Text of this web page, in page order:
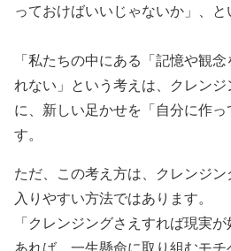
っておけばいいじゃないか」、と
「私たちの中にある「記憶や観
れない」という考えは、クレン
に、新しい足かせを「自分に作
す。
ただ、この考え方は、クレンジ
入りやすい方法ではあります。
「クレンジングさえすれば現実
あれば、一生懸命に取り組むモ